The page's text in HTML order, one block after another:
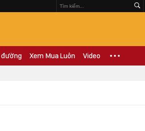
đường Xem Mua Luôn Video